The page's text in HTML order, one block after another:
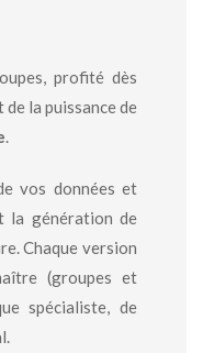
profité dès
la puissance de
.
vos données et
la génération de
Chaque version
(groupes et
spécialiste, de